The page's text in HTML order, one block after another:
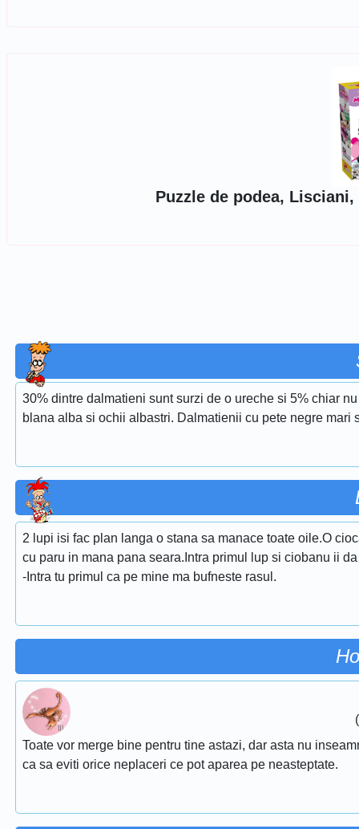
Puzzle de podea,
30% dintre dalmatieni sunt surzi de o ureche si 5% chiar
blana alba si ochii albastri. Dalmatienii cu pete negre mari
2 lupi isi fac plan langa o stana sa manace toate oile.O
cu paru in mana pana seara.Intra primul lup si ciobanu ii
-Intra tu primul ca pe mine ma bufneste rasul.
Toate vor merge bine pentru tine astazi, dar asta nu
ca sa eviti orice neplaceri ce pot aparea pe neasteptate.